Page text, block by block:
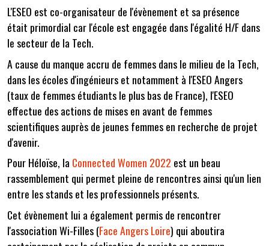
L'ESEO est co-organisateur de l'évènement et sa présence
était primordial car l'école est engagée dans l'égalité H/F dans
le secteur de la Tech.
A cause du manque accru de femmes dans le milieu de la Tech,
dans les écoles d'ingénieurs et notamment à l'ESEO Angers
(taux de femmes étudiants le plus bas de France), l'ESEO
effectue des actions de mises en avant de femmes
scientifiques auprès de jeunes femmes en recherche de projet
d'avenir.
Pour Héloïse, la Connected Women 2022 est un beau
rassemblement qui permet pleine de rencontres ainsi qu'un lien
entre les stands et les professionnels présents.
Cet évènement lui a également permis de rencontrer
l'association Wi-Filles (Face Angers Loire) qui aboutira